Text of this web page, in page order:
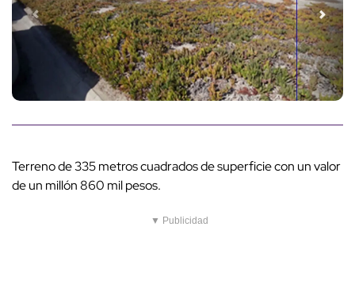
Terreno de 335 metros cuadrados de superficie con un valor
de un millón 860 mil pesos.
▼ Publicidad